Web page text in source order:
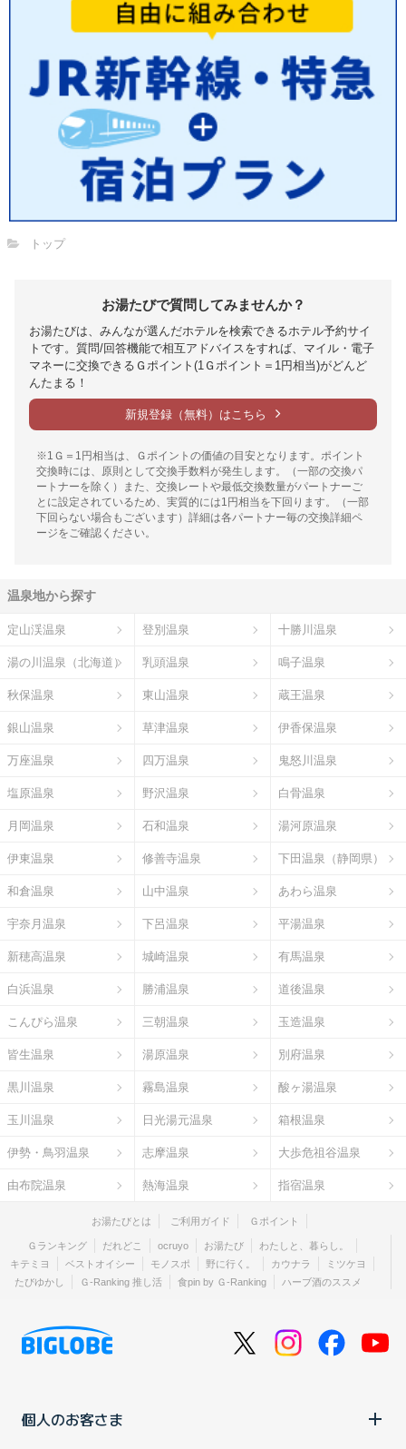
トップ
お湯たびで質問してみませんか？
お湯たびは、みんなが選んだホテルを検索できるホテル予約サイ
トです。質問/回答機能で相互アドバイスをすれば、マイル・電子
マネーに交換できるＧポイント(1Ｇポイント＝1円相当)がどんど
んたまる！
新規登録（無料）はこちら
※1Ｇ＝1円相当は、Ｇポイントの価値の目安となります。ポイント
交換時には、原則として交換手数料が発生します。（一部の交換パ
ートナーを除く）また、交換レートや最低交換数量がパートナーご
とに設定されているため、実質的には1円相当を下回ります。（一部
下回らない場合もございます）詳細は各パートナー毎の交換詳細ペ
ージをご確認ください。
温泉地から探す
定山渓温泉 登別温泉 十勝川温泉
湯の川温泉（北海道） 乳頭温泉 鳴子温泉
秋保温泉 東山温泉 蔵王温泉
銀山温泉 草津温泉 伊香保温泉
万座温泉 四万温泉 鬼怒川温泉
塩原温泉 野沢温泉 白骨温泉
月岡温泉 石和温泉 湯河原温泉
伊東温泉 修善寺温泉 下田温泉（静岡県）
和倉温泉 山中温泉 あわら温泉
宇奈月温泉 下呂温泉 平湯温泉
新穂高温泉 城崎温泉 有馬温泉
白浜温泉 勝浦温泉 道後温泉
こんぴら温泉 三朝温泉 玉造温泉
皆生温泉 湯原温泉 別府温泉
黒川温泉 霧島温泉 酸ヶ湯温泉
玉川温泉 日光湯元温泉 箱根温泉
伊勢・鳥羽温泉 志摩温泉 大歩危祖谷温泉
由布院温泉 熱海温泉 指宿温泉
お湯たびとは ご利用ガイド Ｇポイント
Ｇランキング だれどこ ocruyo お湯たび
わたしと、暮らし。
キテミヨ
ベストオイシー モノスポ 野に行く。 カウナラ
ミツケヨ
たびゆかし
Ｇ-Ranking 推し活 食pin by Ｇ-Ranking ハーブ酒のススメ
個人のお客さま